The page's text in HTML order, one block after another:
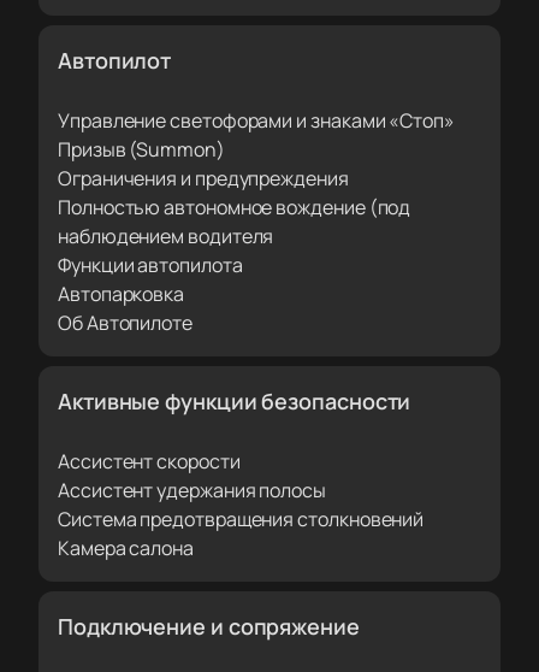
Автопилот
Управление светофорами и знаками «Стоп»
Призыв (Summon)
Ограничения и предупреждения
Полностью автономное вождение (под
наблюдением водителя
Функции автопилота
Автопарковка
Об Автопилоте
Активные функции безопасности
Ассистент скорости
Ассистент удержания полосы
Система предотвращения столкновений
Камера салона
Подключение и сопряжение